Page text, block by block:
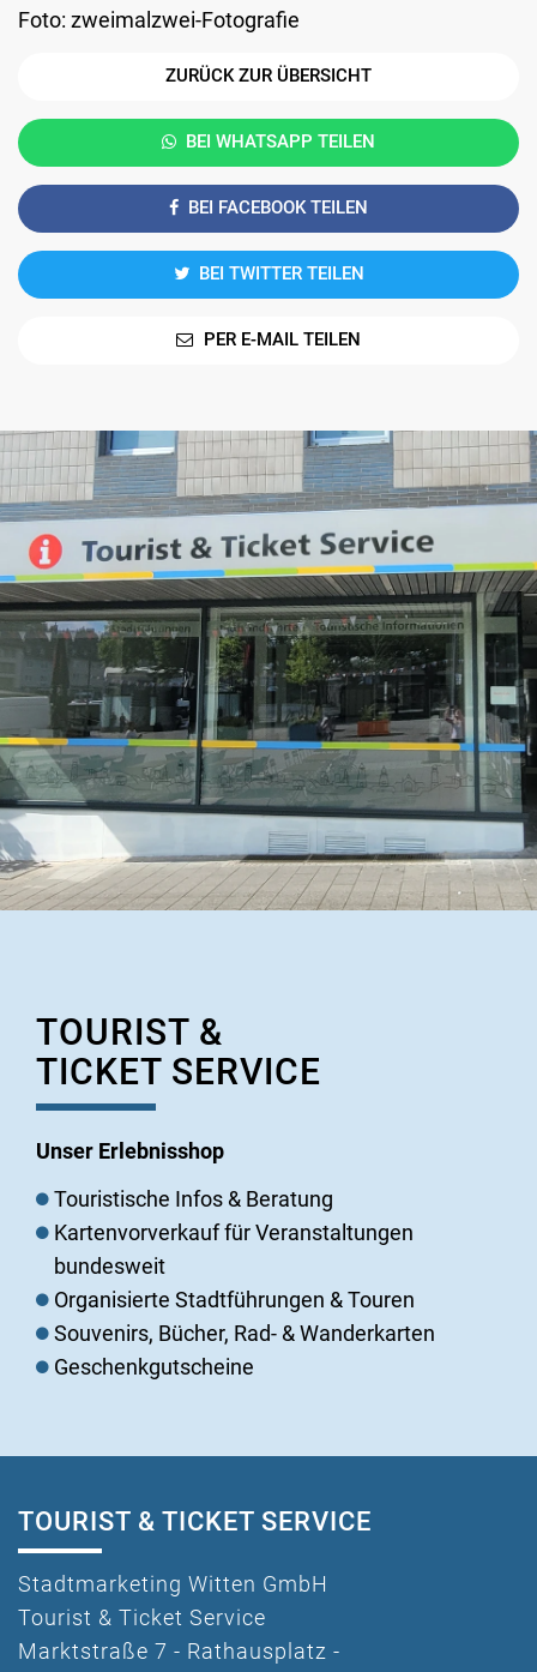
Foto: zweimalzwei-Fotografie
ZURÜCK ZUR ÜBERSICHT
BEI WHATSAPP TEILEN
BEI FACEBOOK TEILEN
BEI TWITTER TEILEN
PER E-MAIL TEILEN
TOURIST &
TICKET SERVICE
Unser Erlebnisshop
Touristische Infos & Beratung
Kartenvorverkauf für Veranstaltungen
bundesweit
Organisierte Stadtführungen & Touren
Souvenirs, Bücher, Rad- & Wanderkarten
Geschenkgutscheine
TOURIST & TICKET SERVICE
Stadtmarketing Witten GmbH
Tourist & Ticket Service
Marktstraße 7 - Rathausplatz -